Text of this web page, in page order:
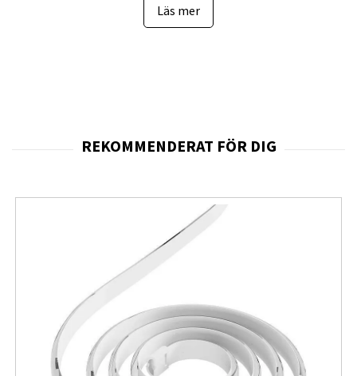
fingeravtrycksläsare
Samsung Galaxy Z Flip7 kommer med Galaxy AI-
funktioner som är utformade för att förenkla din vardag.
Denna premiumtelefon med vikbar design kombinerar
elegant, kompakt utseende med kraftfull prestanda.
Öppna den för en fullständig smartphoneupplevelse,
eller vik ihop den så att den smidigt passar i fickan—
samtidigt som du fortfarande kan använda den externa
displayen för snabba uppgifter. Förbättrade
Läs mer